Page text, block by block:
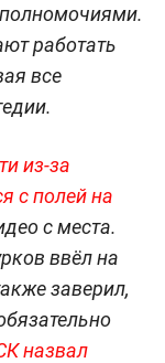
работать
все
из-за
с полей на
с места.
ввёл на
заверил,
назвал